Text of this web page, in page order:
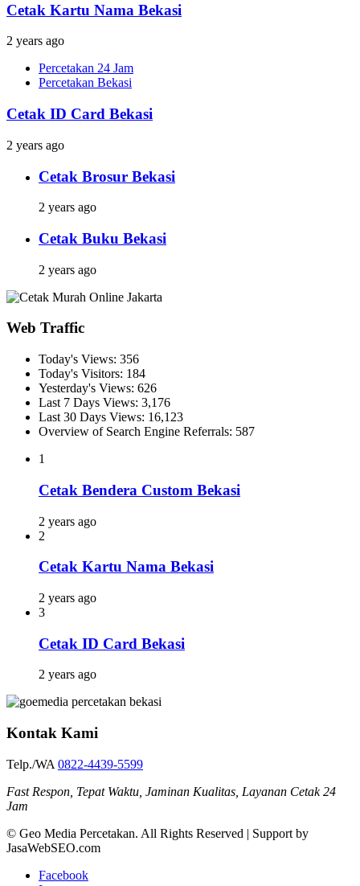
Cetak Kartu Nama Bekasi
2 years ago
Percetakan 24 Jam
Percetakan Bekasi
Cetak ID Card Bekasi
2 years ago
Cetak Brosur Bekasi
2 years ago
Cetak Buku Bekasi
2 years ago
Web Traffic
Today's Views: 356
Today's Visitors: 184
Yesterday's Views: 626
Last 7 Days Views: 3,176
Last 30 Days Views: 16,123
Overview of Search Engine Referrals: 587
1
Cetak Bendera Custom Bekasi
2 years ago
2
Cetak Kartu Nama Bekasi
2 years ago
3
Cetak ID Card Bekasi
2 years ago
Kontak Kami
Telp./WA 0822-4439-5599
Fast Respon, Tepat Waktu, Jaminan Kualitas, Layanan Cetak 24
Jam
© Geo Media Percetakan. All Rights Reserved | Support by
JasaWebSEO.com
Facebook